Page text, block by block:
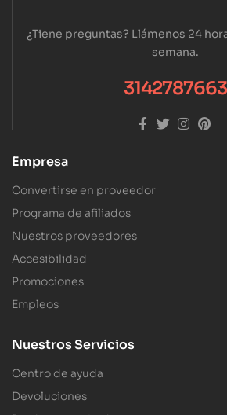
¿Tiene preguntas? Llámenos 24
semana.
3142787663
Empresa
Convertirse en proveedor
Programa de afiliados
Nuestros proveedores
Accesibilidad
Promociones
Empleos
Nuestros Servicios
Centro de ayuda
Devoluciones